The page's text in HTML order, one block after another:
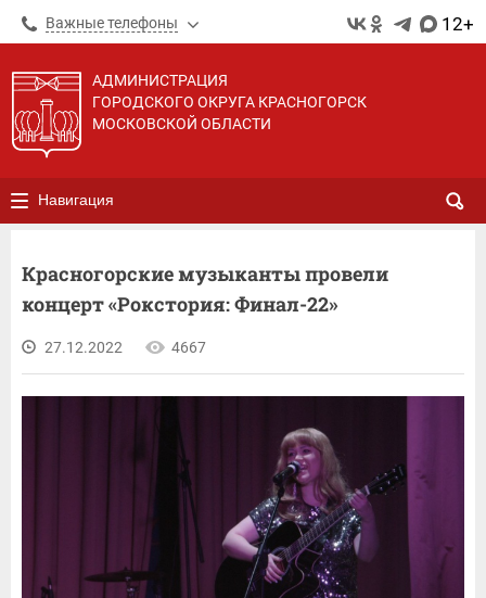
Важные телефоны 12+
АДМИНИСТРАЦИЯ
ГОРОДСКОГО ОКРУГА КРАСНОГОРСК
МОСКОВСКОЙ ОБЛАСТИ
Навигация
Красногорские музыканты провели
концерт «Рокстория: Финал-22»
27.12.2022 4667